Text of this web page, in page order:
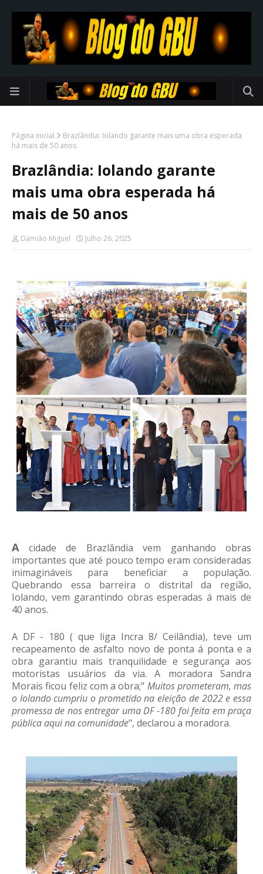
Página inicial
Brazlândia: Iolando garante mais uma obra esperada
há mais de 50 anos
Brazlândia: Iolando garante
mais uma obra esperada há
mais de 50 anos
Damião Miguel Julho 26, 2025
Acidade de Brazlândia vem ganhando obras
importantes que até pouco tempo eram consideradas
inimagináveis para beneficiar a população.
Quebrando essa barreira o distrital da região,
Iolando, vem garantindo obras esperadas á mais de
40 anos.
A DF - 180 ( que liga Incra 8/ Ceilândia), teve um
recapeamento de asfalto novo de ponta á ponta e a
obra garantiu mais tranquilidade e segurança aos
motoristas usuários da via. A moradora Sandra
Morais ficou feliz com a obra;" Muitos prometeram, mas
o Iolando cumpriu o prometido na eleição de 2022 e essa
promessa de nos entregar uma DF -180 foi feita em praça
pública aqui na comunidade", declarou a moradora.